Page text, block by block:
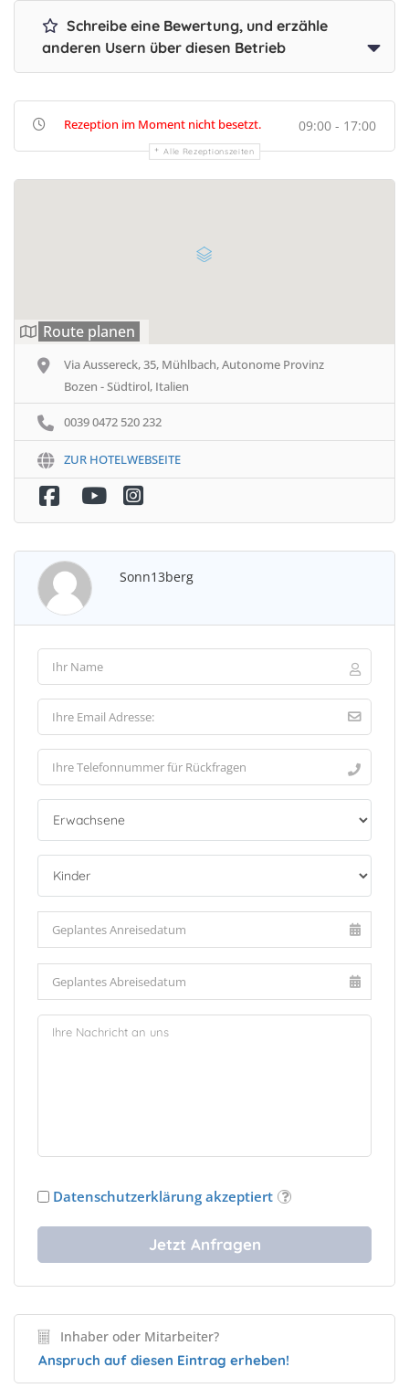
Schreibe eine Bewertung, und erzähle
anderen Usern über diesen Betrieb
Rezeption im Moment nicht besetzt. 09:00 - 17:00
Alle Rezeptionszeiten
Route planen
Via Aussereck, 35, Mühlbach, Autonome Provinz
Bozen - Südtirol, Italien
0039 0472 520 232
ZUR HOTELWEBSEITE
Sonn13berg
Datenschutzerklärung akzeptiert
Inhaber oder Mitarbeiter?
Anspruch auf diesen Eintrag erheben!